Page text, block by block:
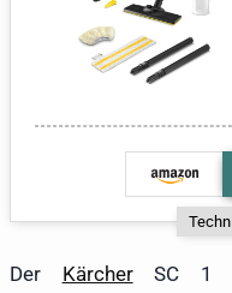
Der KärcherSC 1